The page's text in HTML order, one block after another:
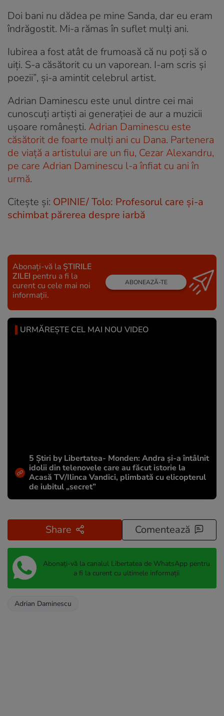
Doi bani nu dădea pe mine Sanda, dar eu eram
îndrăgostit. Mi-a rămas în suflet mulți ani.
Iubirea a fost atât de frumoasă că nu poți să o
uiți. S-a căsătorit cu un vaporean. I-am scris și
poezii”, și-a amintit celebrul artist.
Adrian Daminescu este unul dintre cei mai
cunoscuți artiști ai generației de aur a muzicii
ușoare românești. Adrian Daminescu este
căsătorit de foarte mulți ani cu Dana. Partenera
de viață a artistului are un fiu, Cezar Alexandru,
pe care Adrian Daminescu l-a înfiat cu ani în
urmă.
Citește și: OPINIE/ Tolo: Profesorul care și-a
schimbat părerea despre iarbă
Abonați-vă la ȘTIRILE
ZILEI pentru a fi la
curent cu cele mai noi
informații.
ABONEAZĂ-TE
URMĂREȘTE CEL MAI NOU VIDEO
5 Știri by Libertatea- Monden: Andra și-a întâlnit
idolii din telenovele care au făcut istorie la
Acasă TV/Ilinca Vandici, plimbată cu elicopterul
de iubitul „secret”
Share Comentează
Abonați-vă la canalul Libertatea de WhatsApp pentru
a fi la curent cu ultimele informații
Adrian Daminescu